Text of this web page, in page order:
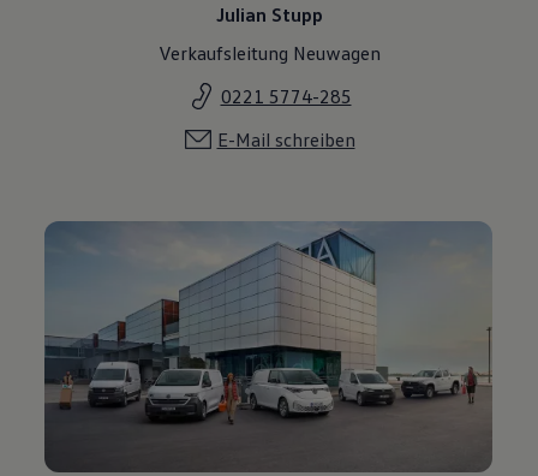
Julian Stupp
Verkaufsleitung Neuwagen
0221 5774-285
E-Mail schreiben